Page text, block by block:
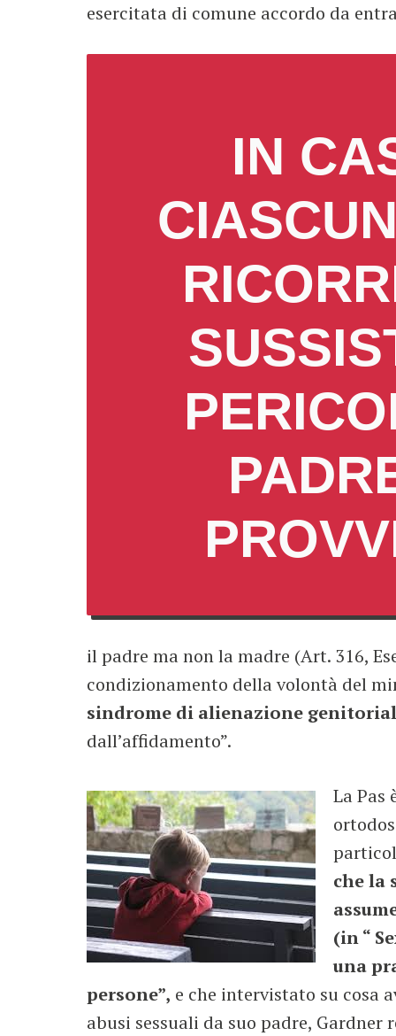
esercitata di comune accordo da
IN
il padre ma non la madre (Art. 316,
condizionamento della volontà del
sindrome di alienazione
dall’affidamento”.
La
che la
(in “
una
persone”, e che intervistato su cosa
abusi sessuali da suo padre, Gardner